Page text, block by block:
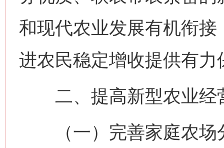
和现代农业发展有机衔
进农民稳定增收提供有力
二、提高新型农业经
（一）完善家庭农场